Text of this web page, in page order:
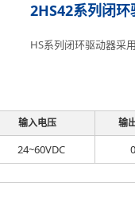
2HS42系列闭环
HS系列闭环驱动器采
输入电压 输
24~60VDC